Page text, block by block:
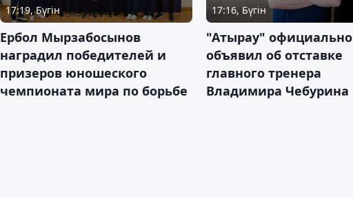
17:19, Бүгін
Ербол Мырзабосынов
наградил победителей и
призеров юношеского
чемпионата мира по борьбе
17:16, Бүгін
"Атырау" официально
объявил об отставке
главного тренера
Владимира Чебурина